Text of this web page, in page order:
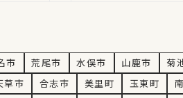
市 荒尾市 水俣市 山鹿市 菊
草市 合志市 美里町 玉東町